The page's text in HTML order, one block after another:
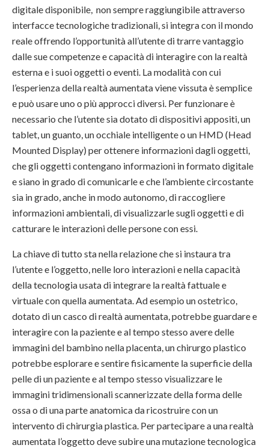
digitale disponibile, non sempre raggiungibile attraverso
interfacce tecnologiche tradizionali, si integra con il mondo
reale offrendo l’opportunità all’utente di trarre vantaggio
dalle sue competenze e capacità di interagire con la realtà
esterna e i suoi oggetti o eventi. La modalità con cui
l’esperienza della realtà aumentata viene vissuta è semplice
e può usare uno o più approcci diversi. Per funzionare è
necessario che l’utente sia dotato di dispositivi appositi, un
tablet, un guanto, un occhiale intelligente o un HMD (Head
Mounted Display) per ottenere informazioni dagli oggetti,
che gli oggetti contengano informazioni in formato digitale
e siano in grado di comunicarle e che l’ambiente circostante
sia in grado, anche in modo autonomo, di raccogliere
informazioni ambientali, di visualizzarle sugli oggetti e di
catturare le interazioni delle persone con essi.
La chiave di tutto sta nella relazione che si instaura tra
l’utente e l’oggetto, nelle loro interazioni e nella capacità
della tecnologia usata di integrare la realtà fattuale e
virtuale con quella aumentata. Ad esempio un ostetrico,
dotato di un casco di realtà aumentata, potrebbe guardare e
interagire con la paziente e al tempo stesso avere delle
immagini del bambino nella placenta, un chirurgo plastico
potrebbe esplorare e sentire fisicamente la superficie della
pelle di un paziente e al tempo stesso visualizzare le
immagini tridimensionali scannerizzate della forma delle
ossa o di una parte anatomica da ricostruire con un
intervento di chirurgia plastica. Per partecipare a una realtà
aumentata l’oggetto deve subire una mutazione tecnologica